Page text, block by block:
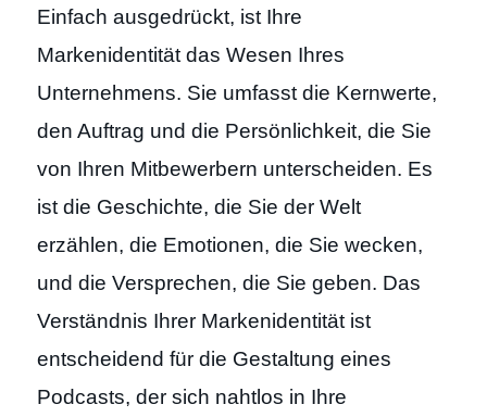
Einfach ausgedrückt, ist Ihre
Markenidentität das Wesen Ihres
Unternehmens. Sie umfasst die Kernwerte,
den Auftrag und die Persönlichkeit, die Sie
von Ihren Mitbewerbern unterscheiden. Es
ist die Geschichte, die Sie der Welt
erzählen, die Emotionen, die Sie wecken,
und die Versprechen, die Sie geben. Das
Verständnis Ihrer Markenidentität ist
entscheidend für die Gestaltung eines
Podcasts, der sich nahtlos in Ihre